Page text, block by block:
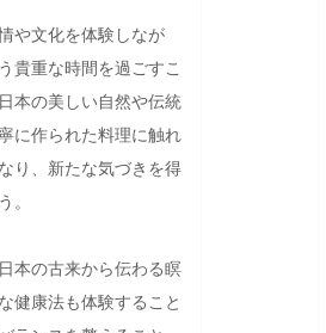
や文化を体験しなが
貴重な時間を過ごすこ
本の美しい自然や伝統
に作られた料理に触れ
り、新たな気づきを得
。
本の古来から伝わる瞑
健康法も体験すること